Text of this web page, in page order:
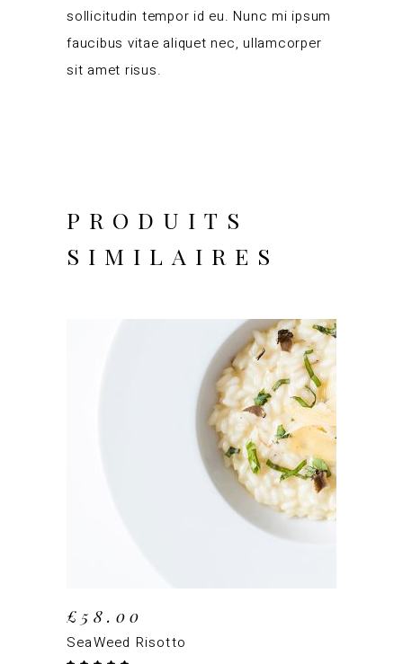
sollicitudin tempor id eu. Nunc mi ipsum
faucibus vitae aliquet nec, ullamcorper
sit amet risus.
PRODUITS
SIMILAIRES
AJOUTER AU PANIER
£ 58.00
SeaWeed Risotto